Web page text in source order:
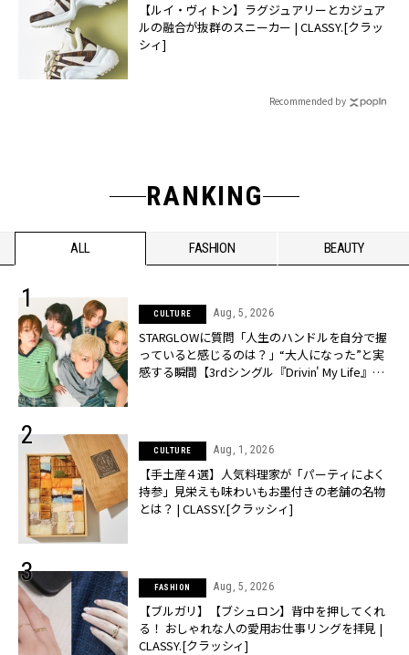
【ルイ・ヴィトン】ラグジュアリーとカジュア
ルの融合が抜群のスニーカー | CLASSY.[クラッ
シィ]
Recommended by
RANKING
ALL FASHION BEAUTY
CULTURE Aug, 5, 2026
STARGLOWに質問「人生のハンドルを自分で握
っていると感じるのは？」“大️人になった”と実
感する瞬間【3rdシングル『Drivin' My Life』発
CULTURE Aug, 1, 2026
【手土産４選】人気料理家が「パーティによく
持参」見栄えも味わいもお墨付きの老舗の名物
とは？ | CLASSY.[クラッシィ]
FASHION Aug, 5, 2026
【ブルガリ】【ブシュロン】背中を押してくれ
る！ おしゃれな人の愛用お仕事リングを拝見 |
CLASSY.[クラッシィ]